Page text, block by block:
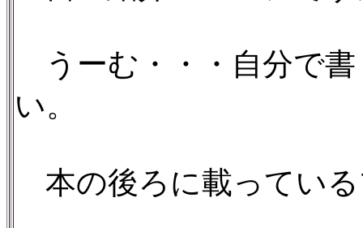
うーむ・・・自分で
い。
本の後ろに載ってい